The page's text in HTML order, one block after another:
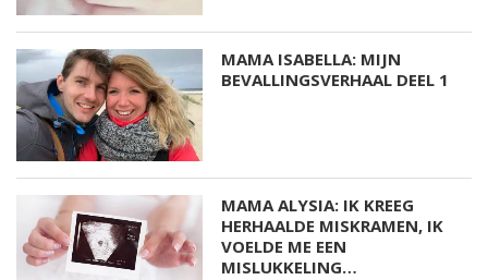
MAMA ISABELLA: MIJN
BEVALLINGSVERHAAL DEEL 1
MAMA ALYSIA: IK KREEG
HERHAALDE MISKRAMEN, IK
VOELDE ME EEN
MISLUKKELING…